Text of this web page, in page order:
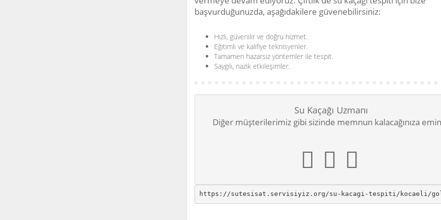
başvurduğunuzda, aşağıdakilere güvenebilirsiniz:
Hızlı, güvenilir ve doğru hizmet.
Eğitimli ve kalifiye teknisyenler.
Tamamen hazarsız yöntemler ile tespit.
Saygılı, nazik etkileşimler.
Su Kaçağı Uzmanı
Diğer müşterilerimiz gibi sizinde memnun kalacağınıza
https://sutesisat.servisiyiz.org/su-kacagi-tespiti/kocaeli/